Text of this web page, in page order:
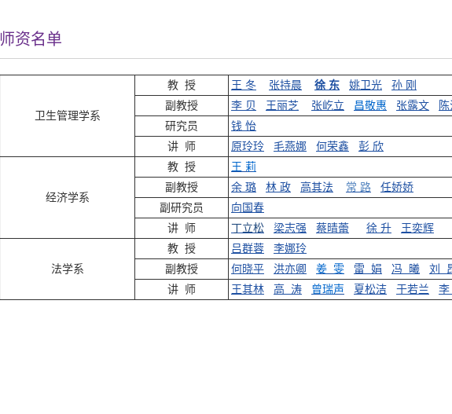
师资名单
卫生管理学系
教 授 王 冬 张持晨 徐 东 姚卫光
孙 刚
副教授
李 贝 王丽芝 张屹立 昌敬惠 张露文
研究员
钱 怡
讲 师
原玲玲 毛燕娜 何荣鑫 彭 欣
经济学系
教 授
王 莉
副教授
余 璐 林 政 高其法 常 路
任娇娇
副研究员
向国春
讲 师
丁立松 梁志强 蔡晴蕾 徐 升 王奕辉
法学系
教 授 吕群蓉
李娜玲
副教授
何晓平 洪亦卿 姜 雯 雷 娟 冯 曦 刘
讲 师
王其林 高 涛 曾瑞声 夏松洁 于若兰